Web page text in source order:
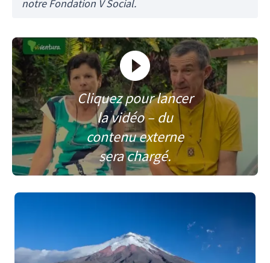
notre Fondation V Social.
Cliquez pour lancer
la vidéo – du
contenu externe
sera chargé.